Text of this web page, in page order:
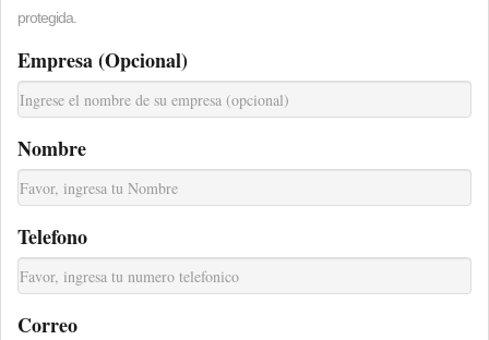
protegida.
Empresa (Opcional)
Nombre
Telefono
Correo